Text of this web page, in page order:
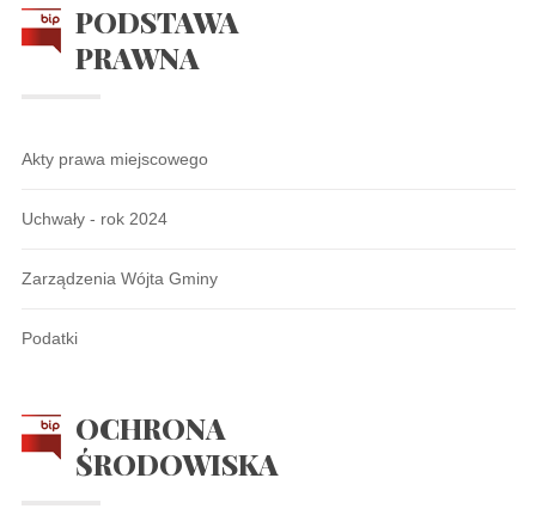
PODSTAWA
PRAWNA
Akty prawa miejscowego
Uchwały - rok 2024
Zarządzenia Wójta Gminy
Podatki
OCHRONA
ŚRODOWISKA